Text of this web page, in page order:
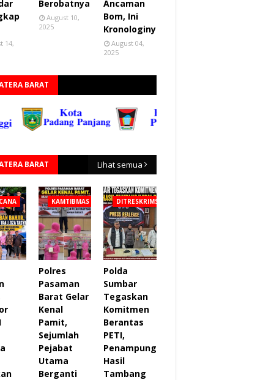
14,
Berobatnya
August 10,
2025
Ancaman
Bom, Ini
Kronologinya
August 04,
2025
BARAT
BARAT Lihat semua
KAMTIBMAS
Polres
Pasaman
Barat Gelar
Kenal
Pamit,
Sejumlah
Pejabat
Utama
Berganti
DITRESKRIMSUS
Polda
Sumbar
Tegaskan
Komitmen
Berantas
PETI,
Penampung
Hasil
Tambang